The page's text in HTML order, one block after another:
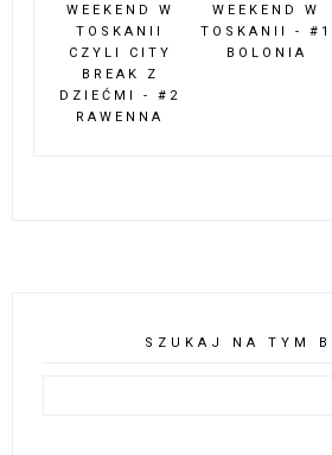
WEEKEND W
TOSKANII
CZYLI CITY
BREAK Z
DZIEĆMI - #2
RAWENNA
WEEKEND W
TOSKANII - #1
BOLONIA
SZUKAJ NA TYM